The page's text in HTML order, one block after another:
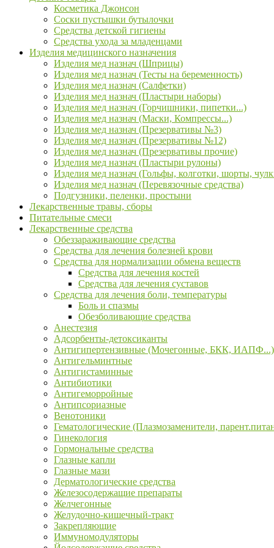
Косметика Джонсон
Соски пустышки бутылочки
Средства детской гигиены
Средства ухода за младенцами
Изделия медицинского назначения
Изделия мед назнач (Шприцы)
Изделия мед назнач (Тесты на беременность)
Изделия мед назнач (Салфетки)
Изделия мед назнач (Пластыри наборы)
Изделия мед назнач (Горчишники, пипетки...)
Изделия мед назнач (Маски, Компрессы...)
Изделия мед назнач (Презервативы №3)
Изделия мед назнач (Презервативы №12)
Изделия мед назнач (Презервативы прочие)
Изделия мед назнач (Пластыри рулоны)
Изделия мед назнач (Гольфы, колготки, шорты,
Изделия мед назнач (Перевязочные средства)
Подгузники, пеленки, простыни
Лекарственные травы, сборы
Питательные смеси
Лекарственные средства
Обеззараживающие средства
Средства для лечения болезней крови
Средства для нормализации обмена веществ
Средства для лечения костей
Средства для лечения суставов
Средства для лечения боли, температуры
Боль и спазмы
Обезболивающие средства
Анестезия
Адсорбенты-детоксиканты
Антигипертензивные (Мочегонные, БКК, ИАПФ...)
Антигельминтные
Антигистаминные
Антибиотики
Антигеморройные
Антипсориазные
Венотоники
Гематологические (Плазмозаменители,
Гинекология
Гормональные средства
Глазные капли
Глазные мази
Дерматологические средства
Железосодержащие препараты
Желчегонные
Желудочно-кишечный-тракт
Закрепляющие
Иммуномодуляторы